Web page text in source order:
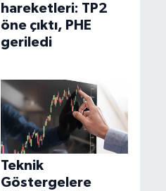
hareketleri: TP2
öne çıktı, PHE
geriledi
Teknik
Göstergelere